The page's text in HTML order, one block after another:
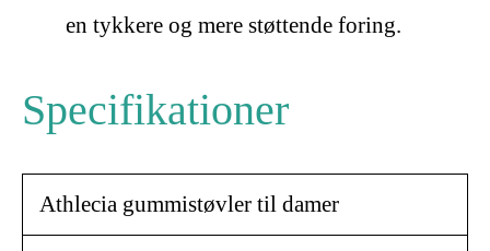
en tykkere og mere støttende foring.
Specifikationer
Athlecia gummistøvler til damer